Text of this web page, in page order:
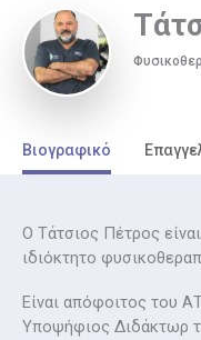
Βιογραφικό
Ο Τάτσιος Πέτρος
ιδιόκτητο
Είναι απόφοιτος του
Υποψήφιος Διδάκτωρ